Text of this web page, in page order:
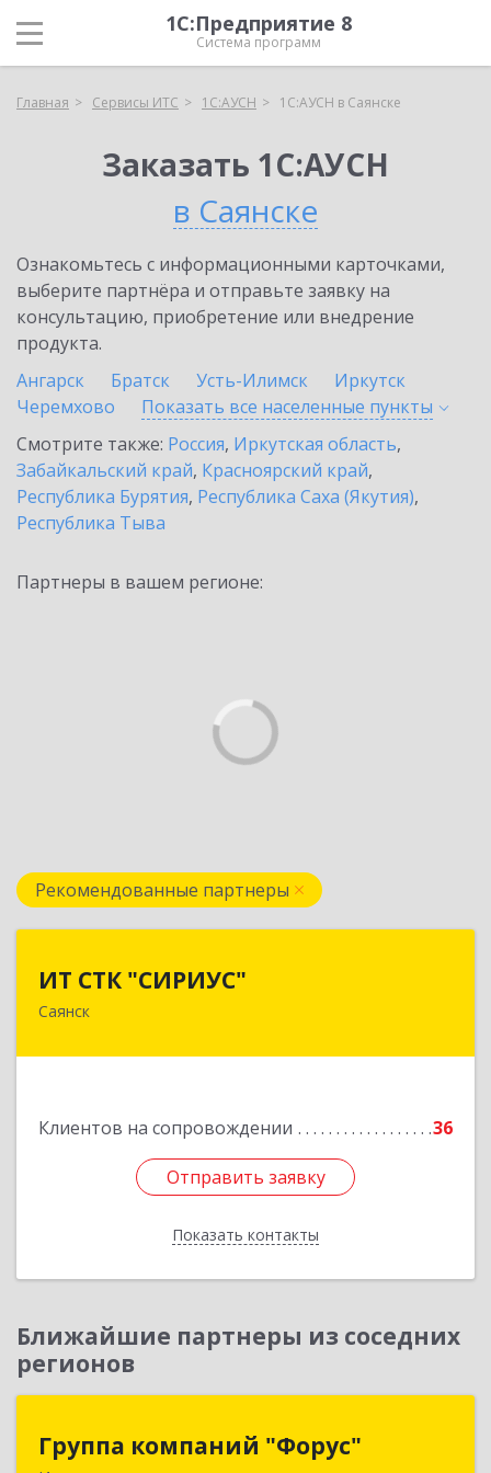
1С:Предприятие 8
Система программ
Главная Сервисы ИТС 1С:АУСН 1С:АУСН в Саянске
Заказать 1С:АУСН
в Саянске
Ознакомьтесь с информационными карточками,
выберите партнёра и отправьте заявку на
консультацию, приобретение или внедрение
продукта.
Ангарск
Братск Усть-Илимск
Иркутск
Черемхово
Показать все населенные пункты
Смотрите также: Россия, Иркутская область,
Забайкальский край, Красноярский край,
Республика Бурятия, Республика Саха (Якутия),
Республика Тыва
Партнеры в вашем регионе:
Рекомендованные партнеры
ИТ СТК "СИРИУС"
Саянск
Клиентов на сопровождении 36
Отправить заявку
Показать контакты
666303, Иркутская обл, Саянск г, Юбилейный
Отправить заявку
Назад
Ближайшие партнеры из соседних
регионов
Группа компаний "Форус"
Группа компаний "Форус"